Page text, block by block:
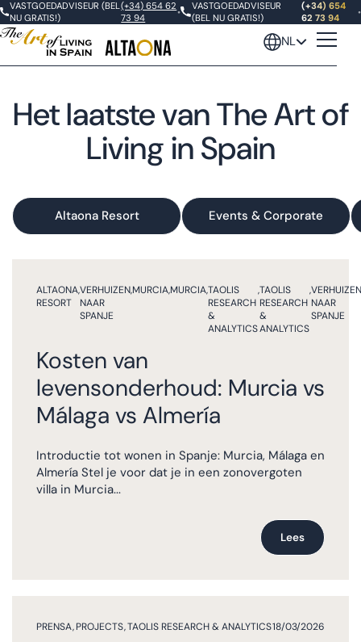
VASTGOEDADVISEUR (BEL
NU GRATIS!)
(+34) 654 62
73 94
•
VASTGOEDADVISEUR
(BEL NU GRATIS!)
(+34) 654
62 73 94
•
NL
Het laatste van The Art of
Living in Spain
Altaona Resort Events & Corporate
ALTAONA
RESORT
,VERHUIZEN
NAAR
SPANJE
,MURCIA,MURCIA,TAOLIS
RESEARCH
&
ANALYTICS
,TAOLIS
RESEARCH
&
ANALYTICS
,VERHUIZEN
NAAR
SPANJE
Kosten van
levensonderhoud: Murcia vs
Málaga vs Almería
Introductie tot wonen in Spanje: Murcia, Málaga en
Almería Stel je voor dat je in een zonovergoten
villa in Murcia...
Lees
PRENSA,PROJECTS,TAOLIS RESEARCH & ANALYTICS18/03/2026